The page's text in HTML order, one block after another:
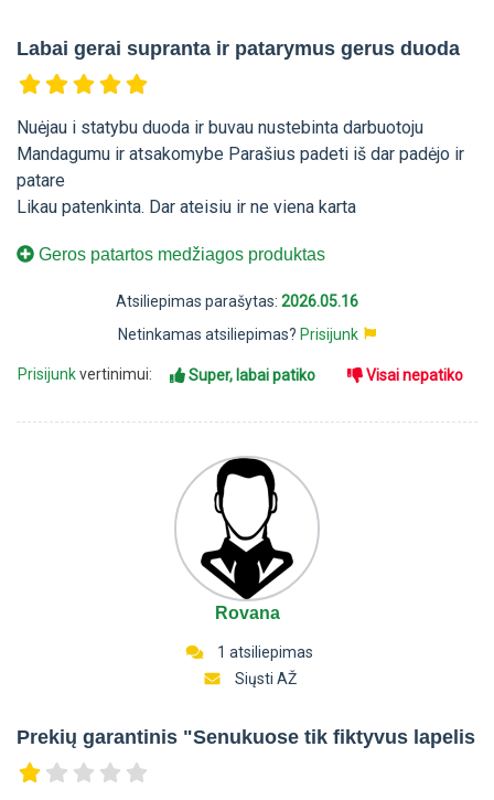
Labai gerai supranta ir patarymus gerus duoda
Nuėjau i statybu duoda ir buvau nustebinta darbuotoju
Mandagumu ir atsakomybe Parašius padeti iš dar padėjo ir
patare
Likau patenkinta. Dar ateisiu ir ne viena karta
Geros patartos medžiagos produktas
Atsiliepimas parašytas: 2026.05.16
Netinkamas atsiliepimas? Prisijunk
Prisijunkvertinimui: Super, labai patiko Visai nepatiko
Rovana
1 atsiliepimas
Siųsti AŽ
Prekių garantinis "Senukuose tik fiktyvus lapelis